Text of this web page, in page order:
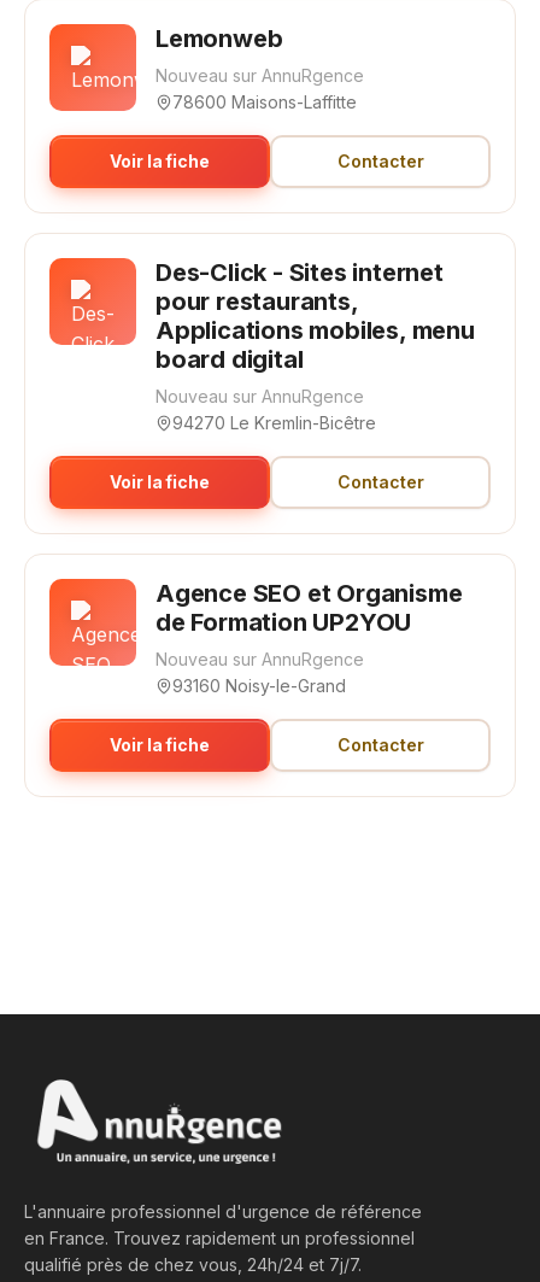
Lemonweb
Nouveau sur AnnuRgence
78600 Maisons-Laffitte
Voir la fiche Contacter
Des-Click - Sites internet
pour restaurants,
Applications mobiles, menu
board digital
Nouveau sur AnnuRgence
94270 Le Kremlin-Bicêtre
Voir la fiche Contacter
Agence SEO et Organisme
de Formation UP2YOU
Nouveau sur AnnuRgence
93160 Noisy-le-Grand
Voir la fiche Contacter
L'annuaire professionnel d'urgence de référence
en France. Trouvez rapidement un professionnel
qualifié près de chez vous, 24h/24 et 7j/7.